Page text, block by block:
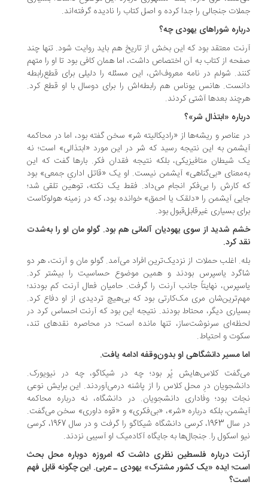
جنجالی را جدا کرده و اصل کتاب را نادیده گرفته‌اند.
شوراهای یهودی چه؟
معتقد بود که این بخش از تاریخ هم باید روایت شود. تنها چند
از کتاب به آن اختصاص داشت، اما همان کافی بود تا او را متهم
شولم در نامه معروف‌اش، این مسئله را دلیلی برای قطع‌رابطه
هانس یوناس هم رابطه‌اش را برای دوسال با او قطع کرد.
بعدها آشتی کردند.
«ابتذال شر»؟
عناصر و ریشه‌ها از «رادیکالیته شر» سخن گفته بود، اما در محاکمه
به این نتیجه رسید که شر در این مورد «ابتذالی» است؛ نه
شیطان متافیزیکی، بلکه نتیجه فقدان فکر. بارها گفت که این
«بی‌گناهی» آیشمن نیست. او یک «قاتل اداریِ جمعی» بود
کارش را بی‌فکر انجام می‌داد. فقط یک نکته، توهین تلقی شد؛
آیشمن را «دلقک یا احمق» خوانده بود، که در زمینه هولوکاست
بسیاری غیرقابل‌قبول بود.
شدید از سوی یهودیان آلمانی هم بود. گولو مان او را به‌شدت
کرد.
اغلب حملات از نزدیک‌ترین افراد می‌آمد. گولو مان و آرنت، هر دو
یاسپرس بودند و همین موضوع حساسیت را بیشتر کرد.
نهایتاً جانب آرنت را گرفت. حامیان فعال آرنت کم بودند؛
مری مک‌کارتی بود که بی‌هیچ تردیدی از او دفاع کرد.
دیگر، محتاط بودند. نتیجه این بود که آرنت احساس کرد در
سرنوشت‌ساز، تنها مانده است؛ در محاصره نقدهای تند،
و احتیاط.
مسیر دانشگاهی او بدون‌وقفه ادامه یافت.
کلاس‌هایش پُر بود؛ چه در شیکاگو، چه در نیویورک.
درِ محل کلاس را از پاشنه درمی‌آوردند. این برایش نوعی
بود؛ وفاداری دانشجویان. در دانشگاه، نه درباره محاکمه
بلکه درباره «شر»، «بی‌فکری» و «قوه داوری» سخن می‌گفت.
در سال 1963، کرسی دانشگاه شیکاگو را گرفت و در سال 1967، کرسی
اسکول را. جنجال‌ها به جایگاه آکادمیک او آسیبی نزدند.
درباره فلسطین نظری داشت که امروزه دوباره محل بحث
ایده «یک کشور مشترک» یهودی ـ عربی. این چگونه قابل فهم